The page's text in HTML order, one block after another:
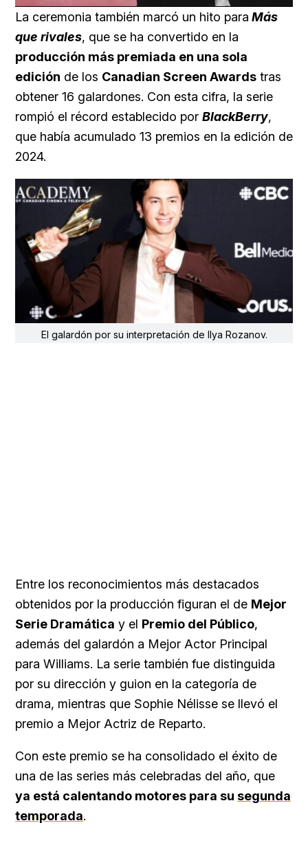
100.00%
La ceremonia también marcó un hito para Más
que rivales, que se ha convertido en la
producción más premiada en una sola
edición de los Canadian Screen Awards tras
obtener 16 galardones. Con esta cifra, la serie
rompió el récord establecido por BlackBerry,
que había acumulado 13 premios en la edición de
2024.
El galardón por su interpretación de Ilya Rozanov.
Entre los reconocimientos más destacados
obtenidos por la producción figuran el de Mejor
Serie Dramática y el Premio del Público,
además del galardón a Mejor Actor Principal
para Williams. La serie también fue distinguida
por su dirección y guion en la categoría de
drama, mientras que Sophie Nélisse se llevó el
premio a Mejor Actriz de Reparto.
Con este premio se ha consolidado el éxito de
una de las series más celebradas del año, que
ya está calentando motores para su segunda
temporada.